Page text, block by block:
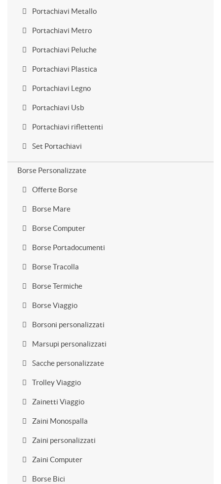
Portachiavi Metallo
Portachiavi Metro
Portachiavi Peluche
Portachiavi Plastica
Portachiavi Legno
Portachiavi Usb
Portachiavi riflettenti
Set Portachiavi
Borse Personalizzate
Offerte Borse
Borse Mare
Borse Computer
Borse Portadocumenti
Borse Tracolla
Borse Termiche
Borse Viaggio
Borsoni personalizzati
Marsupi personalizzati
Sacche personalizzate
Trolley Viaggio
Zainetti Viaggio
Zaini Monospalla
Zaini personalizzati
Zaini Computer
Borse Bici